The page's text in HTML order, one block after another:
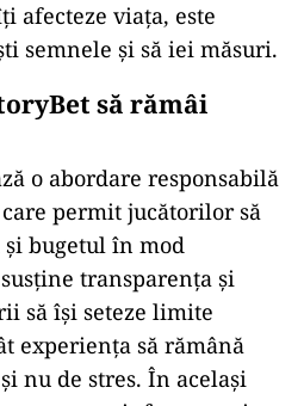
afecteze viața, este
semnele și să iei măsuri.
să rămâi
o abordare responsabilă
permit jucătorilor să
bugetul în mod
transparența și
să își seteze limite
experiența să rămână
nu de stres. În același